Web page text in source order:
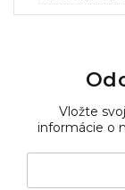
Vložte
informácie o